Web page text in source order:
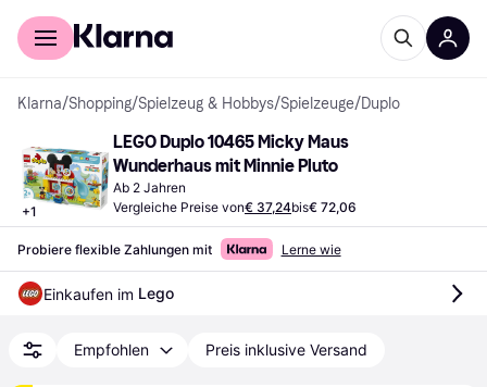
Für Shopper
Klarna/Shopping/Spielzeug & Hobbys/Spielzeuge/Duplo
+1
LEGO Duplo 10465 Micky Maus
Wunderhaus mit Minnie Pluto
Ab 2 Jahren
Vergleiche Preise von€ 37,24bis€ 72,06
Probiere flexible Zahlungen mit Lerne wie
Einkaufen im Lego
Empfohlen Preis inklusive Versand